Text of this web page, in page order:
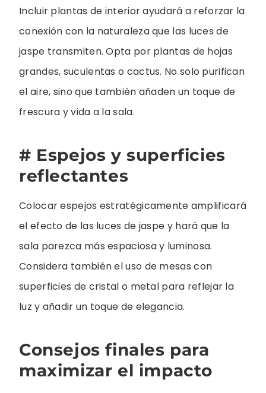
Incluir plantas de interior ayudará a reforzar la
conexión con la naturaleza que las luces de
jaspe transmiten. Opta por plantas de hojas
grandes, suculentas o cactus. No solo purifican
el aire, sino que también añaden un toque de
frescura y vida a la sala.
# Espejos y superficies
reflectantes
Colocar espejos estratégicamente amplificará
el efecto de las luces de jaspe y hará que la
sala parezca más espaciosa y luminosa.
Considera también el uso de mesas con
superficies de cristal o metal para reflejar la
luz y añadir un toque de elegancia.
Consejos finales para
maximizar el impacto